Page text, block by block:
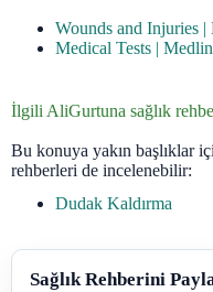
Wounds and Injuries |
Medical Tests |
İlgili AliGurtuna sağlık
Bu konuya yakın başlıklar
rehberleri de incelenebilir:
Dudak Kaldırma
Sağlık Rehberini